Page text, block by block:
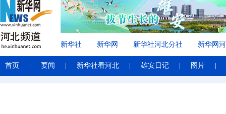
新华社 新华网 新华社河北分社 新华网
首页 要闻 新华社看河北 雄安日记 图片